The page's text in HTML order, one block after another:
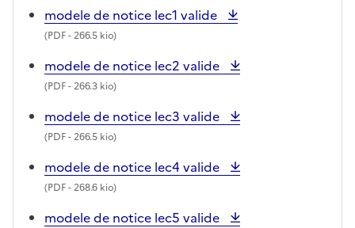
modele de notice lec1 valide
(PDF- 266.5 kio)
modele de notice lec2 valide
(PDF- 266.3 kio)
modele de notice lec3 valide
(PDF- 266.5 kio)
modele de notice lec4 valide
(PDF- 268.6 kio)
modele de notice lec5 valide